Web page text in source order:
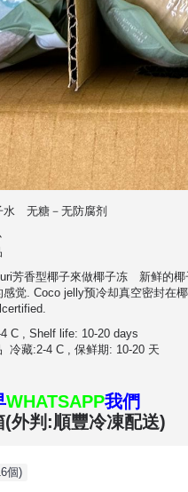
水 无糖－无防腐剂
芳香型椰子來做椰子冻 新鲜的
感觉. Coco jelly预冷却真空密封在
C , Shelf life: 10-20 days
冷藏:2-4 C , 保鲜期: 10-20 天
WHATSAPP我們
外判:順豐冷凍配送)
個)